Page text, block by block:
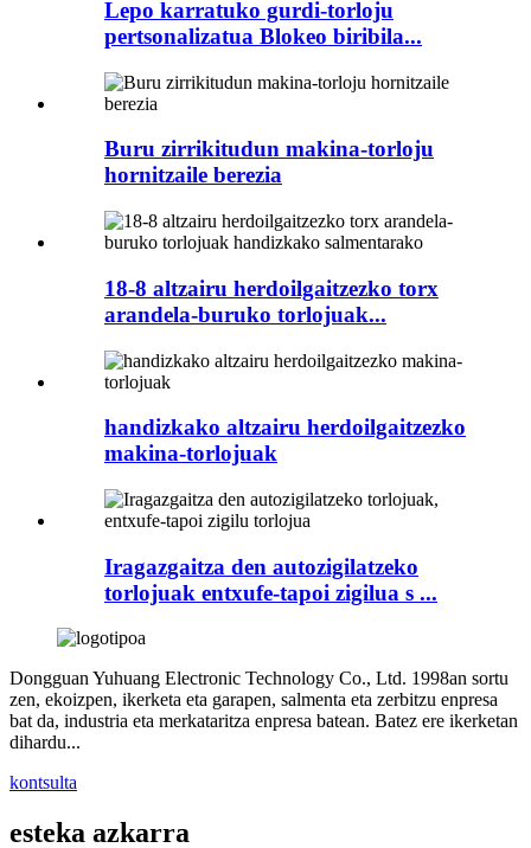
Lepo karratuko gurdi-torloju
pertsonalizatua Blokeo biribila...
Buru zirrikitudun makina-torloju
hornitzaile berezia
18-8 altzairu herdoilgaitzezko torx
arandela-buruko torlojuak...
handizkako altzairu herdoilgaitzezko
makina-torlojuak
Iragazgaitza den autozigilatzeko
torlojuak entxufe-tapoi zigilua s ...
Dongguan Yuhuang Electronic Technology Co., Ltd. 1998an sortu
zen, ekoizpen, ikerketa eta garapen, salmenta eta zerbitzu enpresa
bat da, industria eta merkataritza enpresa batean. Batez ere ikerketan
dihardu...
kontsulta
esteka azkarra